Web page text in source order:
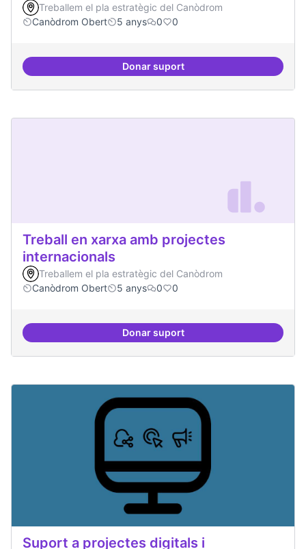
Treballem el pla estratègic del Canòdrom
Canòdrom Obert
5 anys 0 0
Donar suportCultura digital i tradicional
Treball en xarxa amb projectes
internacionals
Treballem el pla estratègic del Canòdrom
Canòdrom Obert
5 anys 0 0
Donar suportTreball en xarxa amb projectes
Suport a projectes digitals i